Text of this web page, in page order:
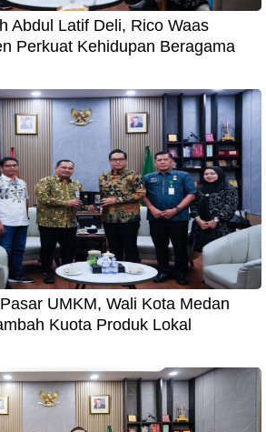
Abdul Latif Deli, Rico Waas
Perkuat Kehidupan Beragama
UMKM, Wali Kota Medan
Kuota Produk Lokal